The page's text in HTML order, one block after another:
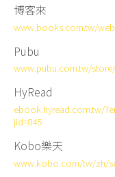
博客來
www.books.com.tw/
Pubu
www.pubu.com.tw/
HyRead
ebook.hyread.com.tw/
jid=845
Kobo樂天
www.kobo.com/tw/zh/